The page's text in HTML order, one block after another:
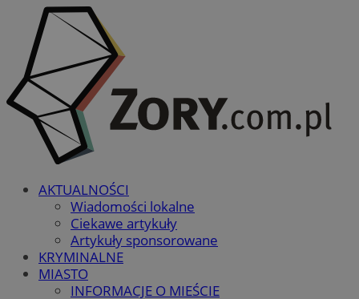
AKTUALNOŚCI
Wiadomości lokalne
Ciekawe artykuły
Artykuły sponsorowane
KRYMINALNE
MIASTO
INFORMACJE O MIEŚCIE